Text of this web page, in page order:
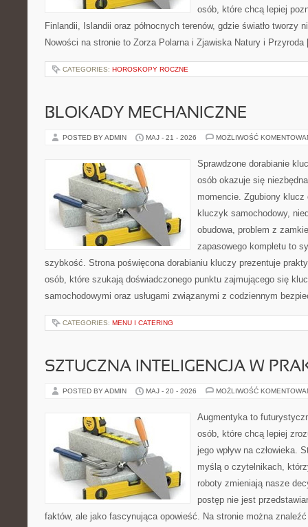
osób, które chcą lepiej
Finlandii, Islandii oraz północnych terenów, gdzie światło tworzy
Nowości na stronie to Zorza Polarna i Zjawiska Natury i
CATEGORIES: HOROSKOPY ROCZNE
BLOKADY MECHANICZNE
POSTED BY ADMIN MAJ - 21 - 2026 MOŻLIWOŚĆ
Sprawdzone dorabianie
osób okazuje się
momencie. Zgubiony
kluczyk samochodowy,
obudowa, problem z
zapasowego kompletu to
szybkość. Strona poświęcona dorabianiu kluczy prezentuje
osób, które szukają doświadczonego punktu zajmującego się
samochodowymi oraz usługami związanymi z codziennym
CATEGORIES: MENU I CATERING
SZTUCZNA INTELIGENCJA W
POSTED BY ADMIN MAJ - 20 - 2026 MOŻLIWOŚĆ
Augmentyka to
osób, które chcą lepiej
jego wpływ na człowieka.
myślą o czytelnikach,
roboty zmieniają nasze
postęp nie jest
faktów, ale jako fascynująca opowieść. Na stronie można znaleźć